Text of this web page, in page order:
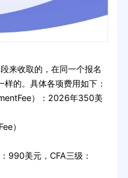
收取的，在同一个报名
的。具体各项费用如下：
）：2026年350美
）
990美元，CFA三级：